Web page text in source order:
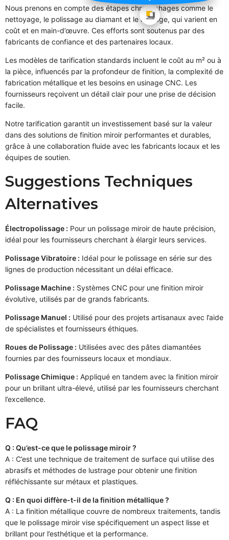
Nous prenons en compte des étapes chronophages comme le
nettoyage, le polissage au diamant et le lustrage, qui varient en
coût et en main-d’œuvre. Ces efforts sont soutenus par des
fabricants de confiance et des partenaires locaux.
Les modèles de tarification standards incluent le coût au m² ou à
la pièce, influencés par la profondeur de finition, la complexité de
fabrication métallique et les besoins en usinage CNC. Les
fournisseurs reçoivent un détail clair pour une prise de décision
facile.
Notre tarification garantit un investissement basé sur la valeur
dans des solutions de finition miroir performantes et durables,
grâce à une collaboration fluide avec les fabricants locaux et les
équipes de soutien.
Suggestions Techniques
Alternatives
Électropolissage : Pour un polissage miroir de haute précision,
idéal pour les fournisseurs cherchant à élargir leurs services.
Polissage Vibratoire : Idéal pour le polissage en série sur des
lignes de production nécessitant un délai efficace.
Polissage Machine : Systèmes CNC pour une finition miroir
évolutive, utilisés par de grands fabricants.
Polissage Manuel : Utilisé pour des projets artisanaux avec l’aide
de spécialistes et fournisseurs éthiques.
Roues de Polissage : Utilisées avec des pâtes diamantées
fournies par des fournisseurs locaux et mondiaux.
Polissage Chimique : Appliqué en tandem avec la finition miroir
pour un brillant ultra-élevé, utilisé par les fournisseurs cherchant
l’excellence.
FAQ
Q : Qu’est-ce que le polissage miroir ?
A : C’est une technique de traitement de surface qui utilise des
abrasifs et méthodes de lustrage pour obtenir une finition
réfléchissante sur métaux et plastiques.
Q : En quoi diffère-t-il de la finition métallique ?
A : La finition métallique couvre de nombreux traitements, tandis
que le polissage miroir vise spécifiquement un aspect lisse et
brillant pour l’esthétique et la performance.